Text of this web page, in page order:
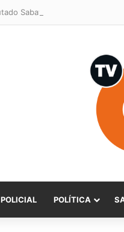
POLICIAL POLÍTICA